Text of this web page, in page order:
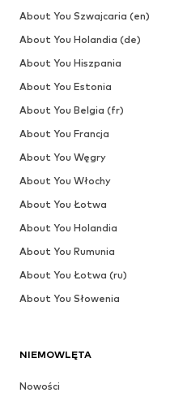
NIEMOWLĘTA
Nowości
About You Szwajcaria (en)
About You Holandia (de)
About You Hiszpania
About You Estonia
About You Belgia (fr)
About You Francja
About You Węgry
About You Włochy
About You Łotwa
About You Holandia
About You Rumunia
About You Łotwa (ru)
About You Słowenia